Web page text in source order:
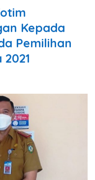
Kepada
Pemilihan